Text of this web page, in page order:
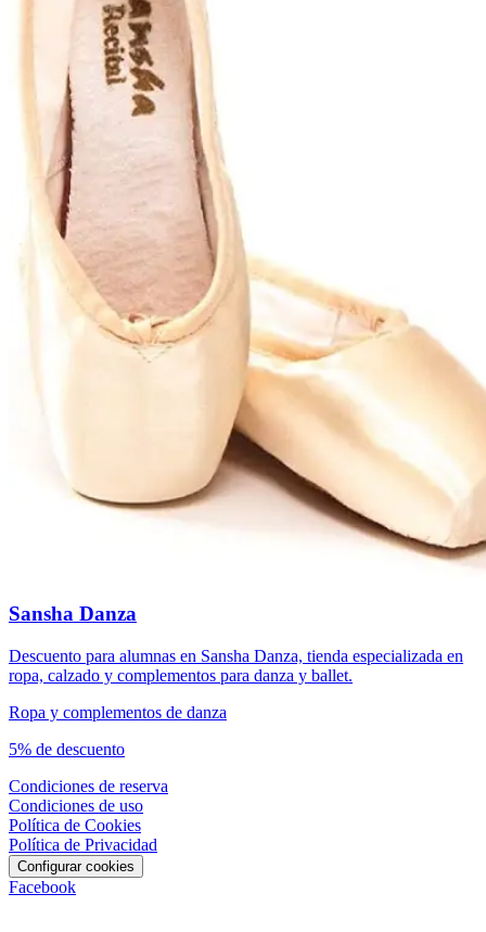
Sansha Danza
Descuento para alumnas en Sansha Danza, tienda especializada en
ropa, calzado y complementos para danza y ballet.
Ropa y complementos de danza
5% de descuento
Condiciones de reserva
Condiciones de uso
Política de Cookies
Política de Privacidad
Configurar cookies
Facebook